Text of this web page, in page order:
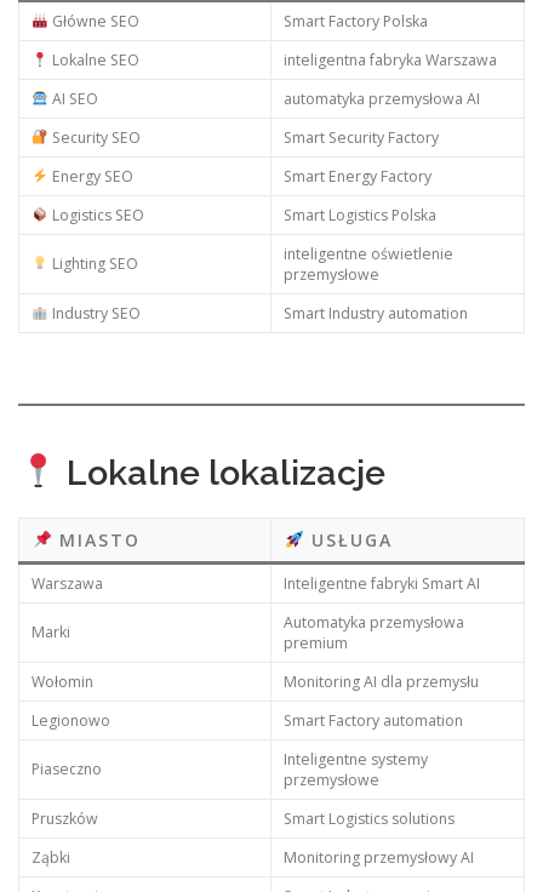
Główne SEO
Smart Factory Polska
Lokalne SEO
inteligentna fabryka Warszawa
AI SEO
automatyka przemysłowa AI
Security SEO
Smart Security Factory
Energy SEO
Smart Energy Factory
Logistics SEO
Smart Logistics Polska
Lighting SEO
inteligentne oświetlenie
przemysłowe
Industry SEO
Smart Industry automation
Lokalne lokalizacje
MIASTO USŁUGA
Warszawa Inteligentne fabryki Smart AI
Marki
Automatyka przemysłowa
premium
Wołomin
Monitoring AI dla przemysłu
Legionowo
Smart Factory automation
Piaseczno
Inteligentne systemy
przemysłowe
Pruszków
Smart Logistics solutions
Ząbki
Monitoring przemysłowy AI